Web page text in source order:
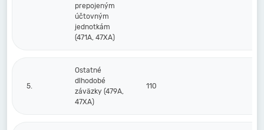
prepojeným
účtovným
jednotkám
(471A, 47XA)
5.
Ostatné
dlhodobé
záväzky (479A,
47XA)
110